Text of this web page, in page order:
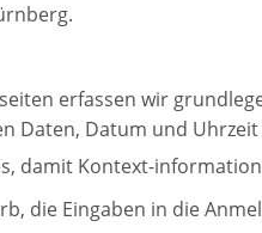
erfassen wir
Daten, Datum und Uhrzeit
damit Kontext-
die Eingaben in die